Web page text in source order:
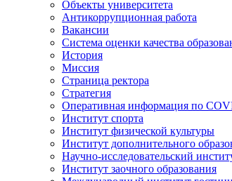
Объекты университета
Антикоррупционная работа
Вакансии
Система оценки качества
История
Миссия
Страница ректора
Стратегия
Оперативная информация по
Институт спорта
Институт физической культуры
Институт дополнительного
Научно-исследовательский
Институт заочного образования